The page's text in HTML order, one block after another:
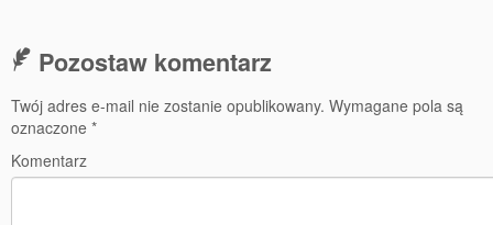
Pozostaw komentarz
Twój adres e-mail nie zostanie opublikowany. Wymagane pola są
oznaczone *
Komentarz